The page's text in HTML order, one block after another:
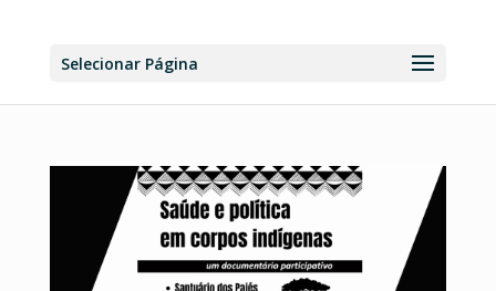
Selecionar Página